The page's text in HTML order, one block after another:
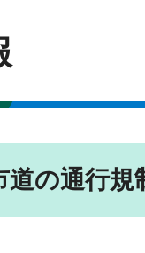
の通行規